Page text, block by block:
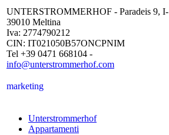
UNTERSTROMMERHOF - Paradeis 9, I-
39010 Meltina
Iva: 2774790212
CIN: IT021050B57ONCPNIM
Tel +39 0471 668104 -
info@unterstrommerhof.com
marketing
Unterstrommerhof
Appartamenti